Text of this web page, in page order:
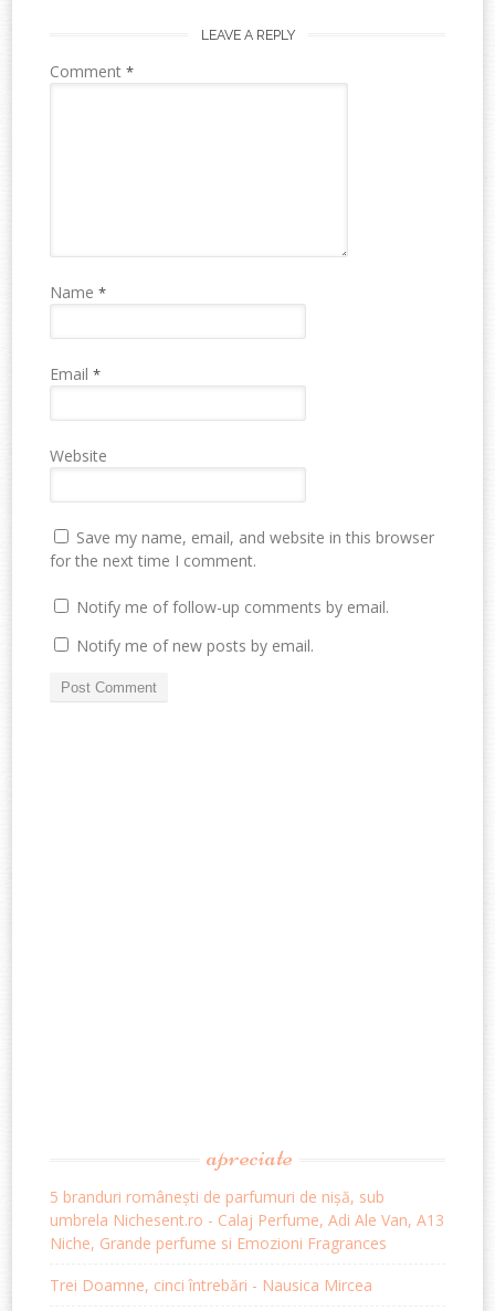
LEAVE A REPLY
Comment*
Name*
Email*
Website
Save my name, email, and website in this browser
for the next time I comment.
Notify me of follow-up comments by email.
Notify me of new posts by email.
apreciate
5 branduri românești de parfumuri de nișă, sub
umbrela Nichesent.ro - Calaj Perfume, Adi Ale Van, A13
Niche, Grande perfume si Emozioni Fragrances
Trei Doamne, cinci întrebări - Nausica Mircea